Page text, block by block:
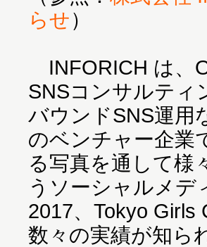
らせ）
INFORICH は、
SNSコンサルティ
バウンドSNS運用
のベンチャー企業
る写真を通して様
うソーシャルメデ
2017、Tokyo Girls
数々の実績が知ら